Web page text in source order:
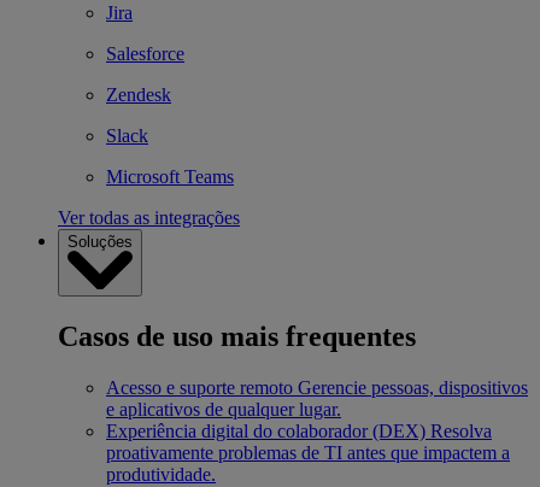
Jira
Salesforce
Zendesk
Slack
Microsoft Teams
Ver todas as integrações
Soluções
Casos de uso mais frequentes
Acesso e suporte remoto Gerencie pessoas, dispositivos
e aplicativos de qualquer lugar.
Experiência digital do colaborador (DEX) Resolva
proativamente problemas de TI antes que impactem a
produtividade.